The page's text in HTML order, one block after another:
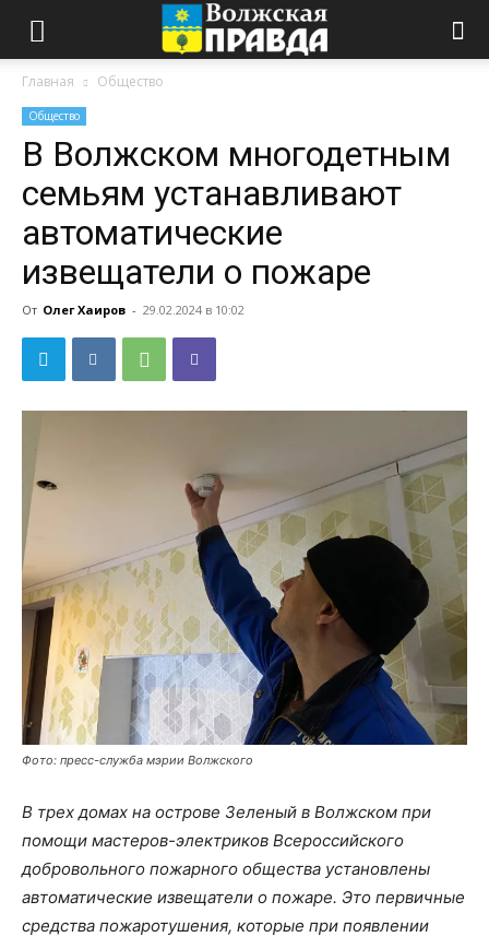
Главная Общество
Общество
В Волжском многодетным
семьям устанавливают
автоматические
извещатели о пожаре
От Олег Хаиров - 29.02.2024 в 10:02
Фото: пресс-служба мэрии Волжского
В трех домах на острове Зеленый в Волжском при
помощи мастеров-электриков Всероссийского
добровольного пожарного общества установлены
автоматические извещатели о пожаре. Это первичные
средства пожаротушения, которые при появлении